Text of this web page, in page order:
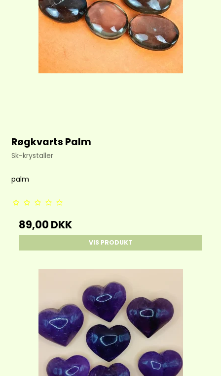
Røgkvarts Palm
Sk-krystaller
palm
89,00 DKK
VIS PRODUKT